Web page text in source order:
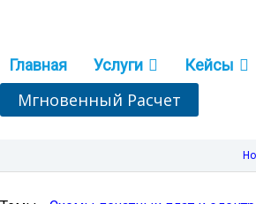
Главная Услуги Кейсы
Мгновенный Расчет